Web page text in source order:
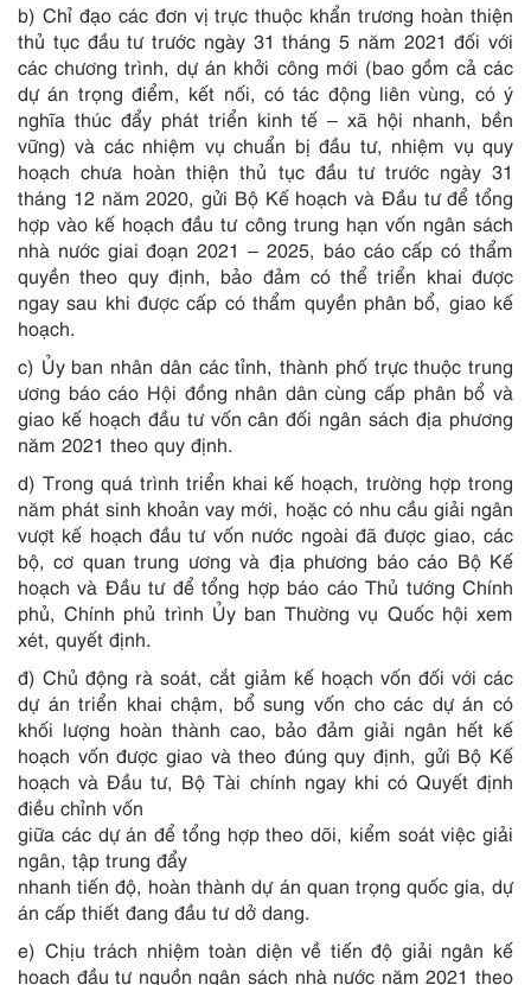
b) Chỉ đạo các đơn vị trực thuộc khẩn trương hoàn thiện
thủ tục đầu tư trước ngày 31 tháng 5 năm 2021 đối với
các chương trình, dự án khởi công mới (bao gồm cả các
dự án trọng điểm, kết nối, có tác động liên vùng, có ý
nghĩa thúc đẩy phát triển kinh tế – xã hội nhanh, bền
vững) và các nhiệm vụ chuẩn bị đầu tư, nhiệm vụ quy
hoạch chưa hoàn thiện thủ tục đầu tư trước ngày 31
tháng 12 năm 2020, gửi Bộ Kế hoạch và Đầu tư để tổng
hợp vào kế hoạch đầu tư công trung hạn vốn ngân sách
nhà nước giai đoạn 2021 – 2025, báo cáo cấp có thẩm
quyền theo quy định, bảo đảm có thể triển khai được
ngay sau khi được cấp có thẩm quyền phân bổ, giao kế
hoạch.
c) Ủy ban nhân dân các tỉnh, thành phố trực thuộc trung
ương báo cáo Hội đồng nhân dân cùng cấp phân bổ và
giao kế hoạch đầu tư vốn cân đối ngân sách địa phương
năm 2021 theo quy định.
d) Trong quá trình triển khai kế hoạch, trường hợp trong
năm phát sinh khoản vay mới, hoặc có nhu cầu giải ngân
vượt kế hoạch đầu tư vốn nước ngoài đã được giao, các
bộ, cơ quan trung ương và địa phương báo cáo Bộ Kế
hoạch và Đầu tư để tổng hợp báo cáo Thủ tướng Chính
phủ, Chính phủ trình Ủy ban Thường vụ Quốc hội xem
xét, quyết định.
đ) Chủ động rà soát, cắt giảm kế hoạch vốn đối với các
dự án triển khai chậm, bổ sung vốn cho các dự án có
khối lượng hoàn thành cao, bảo đảm giải ngân hết kế
hoạch vốn được giao và theo đúng quy định, gửi Bộ Kế
hoạch và Đầu tư, Bộ Tài chính ngay khi có Quyết định
điều chỉnh vốn
giữa các dự án để tổng hợp theo dõi, kiểm soát việc giải
ngân, tập trung đẩy
nhanh tiến độ, hoàn thành dự án quan trọng quốc gia, dự
án cấp thiết đang đầu tư dở dang.
e) Chịu trách nhiệm toàn diện về tiến độ giải ngân kế
hoạch đầu tư nguồn ngân sách nhà nước năm 2021 theo